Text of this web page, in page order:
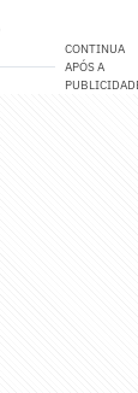
CONTINUA
APÓS A